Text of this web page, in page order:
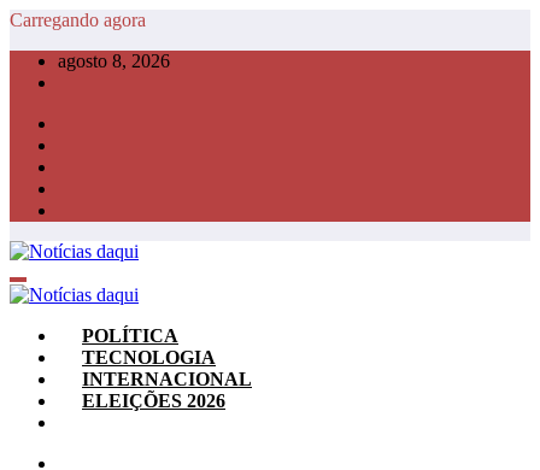
Pular
conteúdo
Carregando agora
agosto 8, 2026
POLÍTICA
TECNOLOGIA
INTERNACIONAL
ELEIÇÕES 2026